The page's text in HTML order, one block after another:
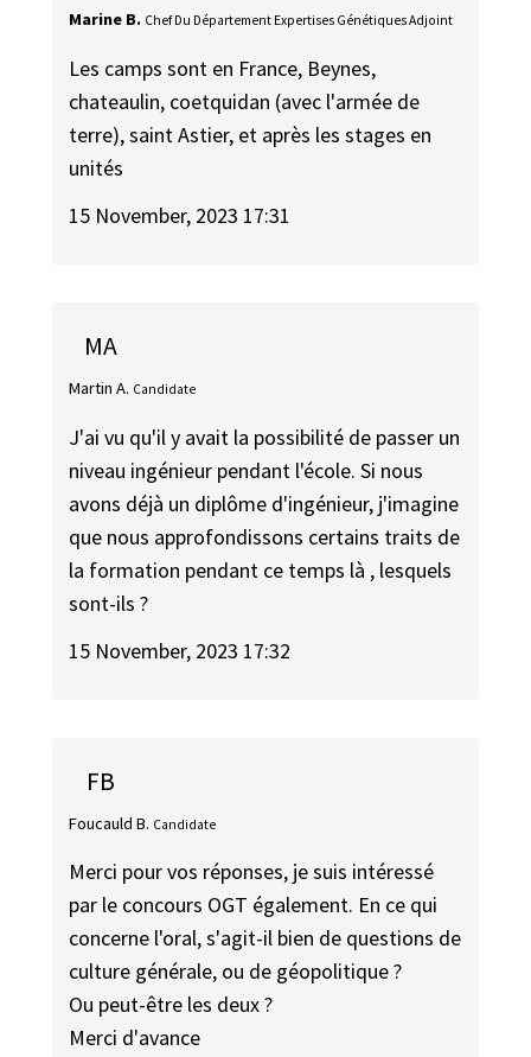
Marine B. Chef Du Département Expertises Génétiques Adjoint
Les camps sont en France, Beynes,
chateaulin, coetquidan (avec l'armée de
terre), saint Astier, et après les stages en
unités
15 November, 2023 17:31
MA
Martin A. Candidate
J'ai vu qu'il y avait la possibilité de passer un
niveau ingénieur pendant l'école. Si nous
avons déjà un diplôme d'ingénieur, j'imagine
que nous approfondissons certains traits de
la formation pendant ce temps là , lesquels
sont-ils ?
15 November, 2023 17:32
FB
Foucauld B. Candidate
Merci pour vos réponses, je suis intéressé
par le concours OGT également. En ce qui
concerne l'oral, s'agit-il bien de questions de
culture générale, ou de géopolitique ?
Ou peut-être les deux ?
Merci d'avance